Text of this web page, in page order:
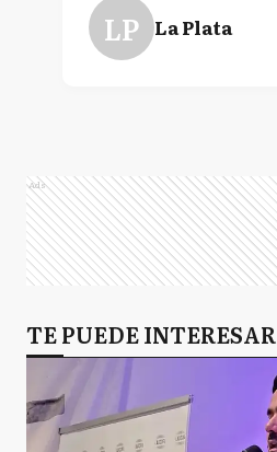
LP La Plata
Ads
TE PUEDE INTERESAR